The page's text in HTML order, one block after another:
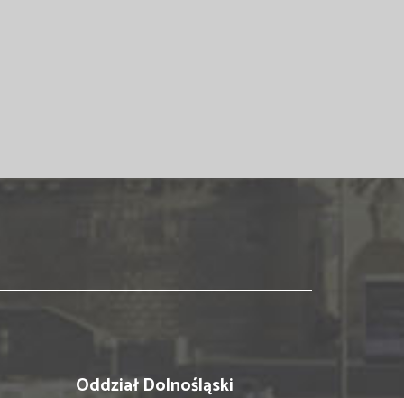
Oddział Dolnośląski